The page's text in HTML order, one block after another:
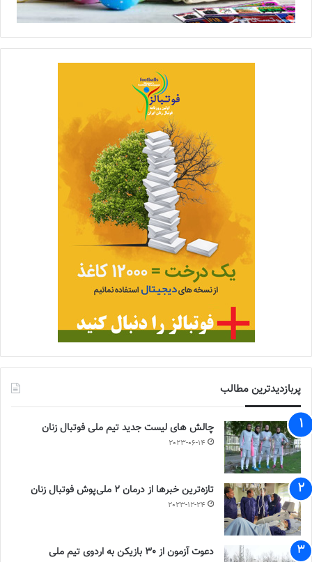
پربازدیدترین مطالب
چالش هاى ليست جدید تيم ملى فوتبال زنان
2023-06-14
تازه‌ترین خبرها از درمان ۲ ملی‌پوش فوتبال زنان
2023-12-24
دعوت آزمون از 30 بازیکن به اردوی تیم ملی